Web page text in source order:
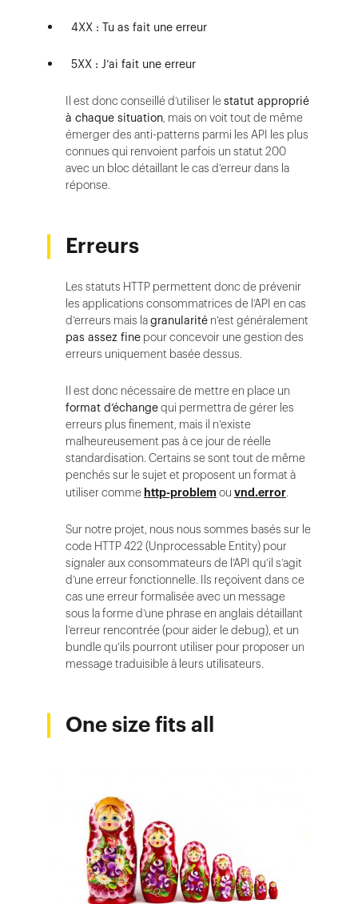
4XX : Tu as fait une erreur
5XX : J’ai fait une erreur
Il est donc conseillé d’utiliser lestatut approprié
à chaque situation, mais on voit tout de même
émerger des anti-patterns parmi les API les plus
connues qui renvoient parfois un statut 200
avec un bloc détaillant le cas d’erreur dans la
réponse.
Erreurs
Les statuts HTTP permettent donc de prévenir
les applications consommatrices de l’API en cas
d’erreurs mais lagranularité n’est généralement
pas assez fine pour concevoir une gestion des
erreurs uniquement basée dessus.
Il est donc nécessaire de mettre en place un
format d’échangequi permettra de gérer les
erreurs plus finement, mais il n’existe
malheureusement pas à ce jour de réelle
standardisation. Certains se sont tout de même
penchés sur le sujet et proposent un format à
utiliser commehttp-problem ou vnd.error.
Sur notre projet, nous nous sommes basés sur le
code HTTP 422 (Unprocessable Entity) pour
signaler aux consommateurs de l’API qu’il s’agit
d’une erreur fonctionnelle. Ils reçoivent dans ce
cas une erreur formalisée avec un message
sous la forme d’une phrase en anglais détaillant
l’erreur rencontrée (pour aider le debug), et un
bundle qu’ils pourront utiliser pour proposer un
message traduisible à leurs utilisateurs.
One size fits all